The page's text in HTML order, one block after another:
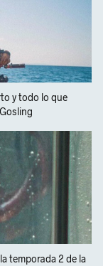
y todo lo que
temporada 2 de la